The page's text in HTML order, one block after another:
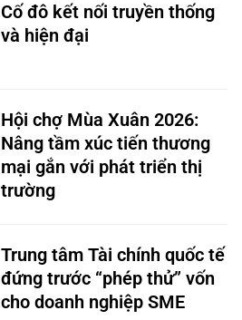
Cố đô kết nối truyền thống
và hiện đại
Hội chợ Mùa Xuân 2026:
Nâng tầm xúc tiến thương
mại gắn với phát triển thị
trường
Trung tâm Tài chính quốc tế
đứng trước “phép thử” vốn
cho doanh nghiệp SME